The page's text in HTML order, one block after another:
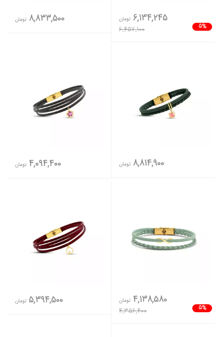
5%
6,134,245 تومان
6,457,100
8,833,500 تومان
8,814,900 تومان 4,094,400 تومان
5%
4,138,580 تومان
4,356,400
5,394,500 تومان